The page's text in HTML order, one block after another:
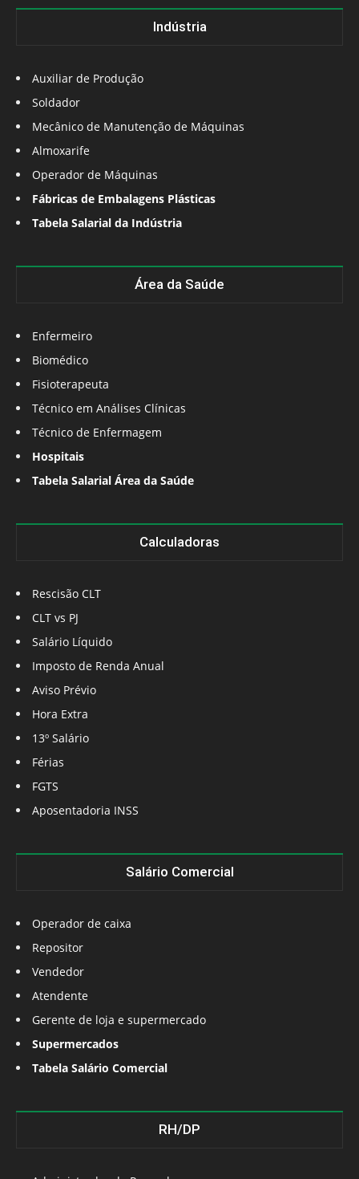
Indústria
Auxiliar de Produção
Soldador
Mecânico de Manutenção de Máquinas
Almoxarife
Operador de Máquinas
Fábricas de Embalagens Plásticas
Tabela Salarial da Indústria
Área da Saúde
Enfermeiro
Biomédico
Fisioterapeuta
Técnico em Análises Clínicas
Técnico de Enfermagem
Hospitais
Tabela Salarial Área da Saúde
Calculadoras
Rescisão CLT
CLT vs PJ
Salário Líquido
Imposto de Renda Anual
Aviso Prévio
Hora Extra
13º Salário
Férias
FGTS
Aposentadoria INSS
Salário Comercial
Operador de caixa
Repositor
Vendedor
Atendente
Gerente de loja e supermercado
Supermercados
Tabela Salário Comercial
RH/DP